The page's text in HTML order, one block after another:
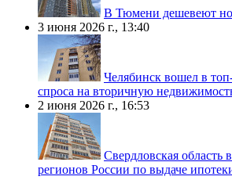
В Тюмени дешевеют
3 июня 2026 г., 13:40
Челябинск вошел в
спроса на вторичную
2 июня 2026 г., 16:53
Свердловская область
регионов России по выдаче